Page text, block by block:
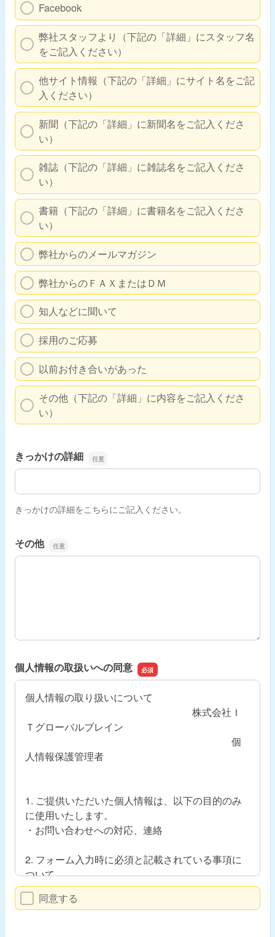
Facebook
弊社スタッフより（下記の「詳細」にスタッフ名
をご記入ください）
他サイト情報（下記の「詳細」にサイト名をご記
入ください）
新聞（下記の「詳細」に新聞名をご記入くださ
い）
雑誌（下記の「詳細」に雑誌名をご記入くださ
い）
書籍（下記の「詳細」に書籍名をご記入くださ
い）
弊社からのメールマガジン
弊社からのＦＡＸまたはＤＭ
知人などに聞いて
採用のご応募
以前お付き合いがあった
その他（下記の「詳細」に内容をご記入くださ
い）
きっかけの詳細
きっかけの詳細
きっかけの詳細をこちらにご記入ください。
その他
その他
個人情報の取扱いへの同意
個人情報の取り扱いについて
株式会社Ｉ
Ｔグローバルブレイン
個
人情報保護管理者
1. ご提供いただいた個人情報は、以下の目的のみ
に使用いたします。
・お問い合わせへの対応、連絡
2. フォーム入力時に必須と記載されている事項に
ついて、
ご記入いただけない場合には、本サイトにおいて
サービスを
同意する